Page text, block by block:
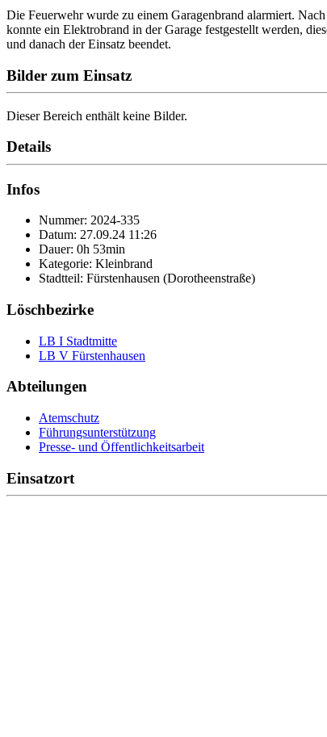
Die Feuerwehr wurde zu einem Garagenbrand alarmiert.
konnte ein Elektrobrand in der Garage festgestellt werden,
und danach der Einsatz beendet.
Bilder zum Einsatz
Dieser Bereich enthält keine Bilder.
Details
Infos
Nummer: 2024-335
Datum: 27.09.24 11:26
Dauer: 0h 53min
Kategorie: Kleinbrand
Stadtteil: Fürstenhausen (Dorotheenstraße)
Löschbezirke
LB I Stadtmitte
LB V Fürstenhausen
Abteilungen
Atemschutz
Führungsunterstützung
Presse- und Öffentlichkeitsarbeit
Einsatzort